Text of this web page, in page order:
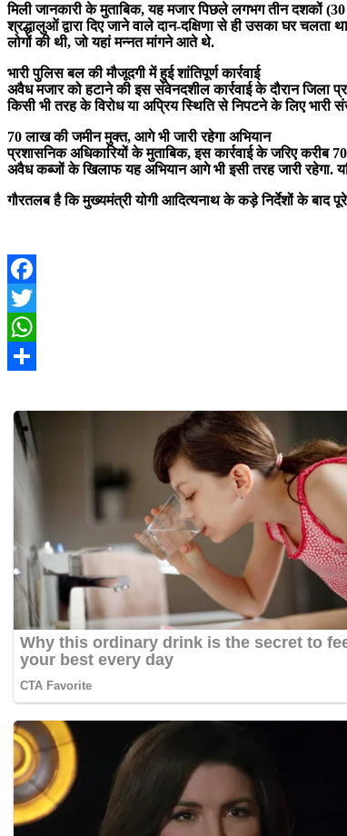
मिली जानकारी के मुताबिक, यह मजार पिछले लगभग तीन दशकों
श्रद्धालुओं द्वारा दिए जाने वाले दान-दक्षिणा से ही उसका घर
लोगों की थी, जो यहां मन्नत मांगने आते थे.
भारी पुलिस बल की मौजूदगी में हुई शांतिपूर्ण कार्रवाई
अवैध मजार को हटाने की इस संवेनदशील कार्रवाई के दौरान जिला
किसी भी तरह के विरोध या अप्रिय स्थिति से निपटने के लिए भारी
70 लाख की जमीन मुक्त, आगे भी जारी रहेगा अभियान
प्रशासनिक अधिकारियों के मुताबिक, इस कार्रवाई के जरिए
अवैध कब्जों के खिलाफ यह अभियान आगे भी इसी तरह जारी रहेगा.
गौरतलब है कि मुख्यमंत्री योगी आदित्यनाथ के कड़े निर्देशों के बाद
Facebook
Twitter
WhatsApp